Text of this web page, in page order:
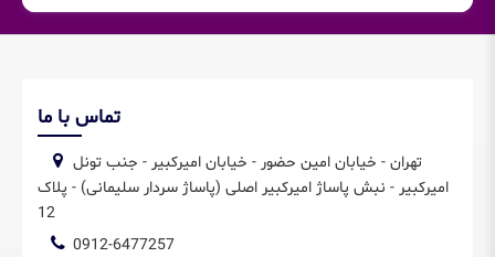
تماس با ما
امیرکبیر - نبش پاساژ امیرکبیر اصلی (پاساژ سردار سلیمانی) - پلاک
12
0912-6477257